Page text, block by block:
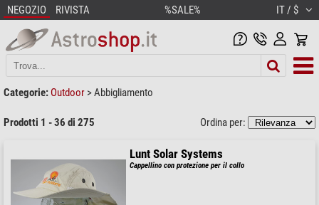
NEGOZIO RIVISTA %SALE% IT / $
Categorie: Outdoor >Abbigliamento
Prodotti 1 - 36 di 275 Ordina per:
Lunt Solar Systems
Cappellino con protezione per il collo